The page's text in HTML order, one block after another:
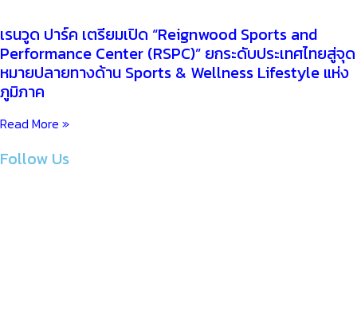
เรนวูด ปาร์ค เตรียมเปิด “Reignwood Sports and
Performance Center (RSPC)” ยกระดับประเทศไทยสู่จุด
หมายปลายทางด้าน Sports & Wellness Lifestyle แห่ง
ภูมิภาค
Read More »
Follow Us